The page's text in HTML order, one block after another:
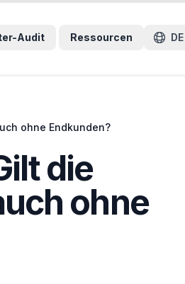
Audit Ressourcen DE
ohne Endkunden?
die
ohne